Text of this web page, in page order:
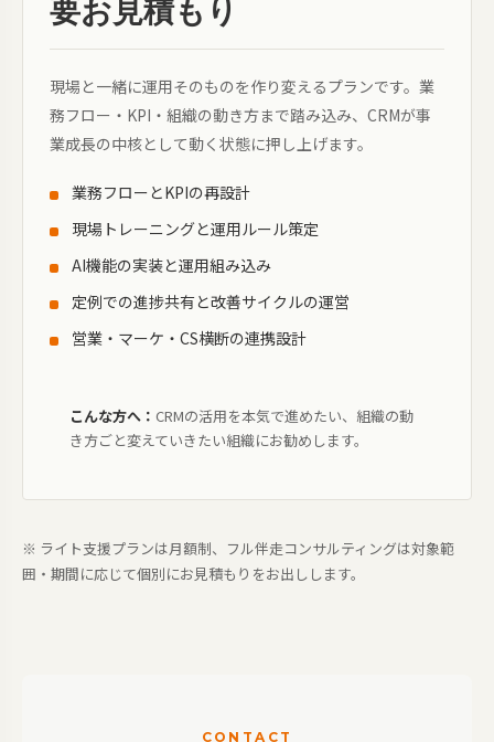
要お見積もり
現場と一緒に運用そのものを作り変えるプランです。業
務フロー・KPI・組織の動き方まで踏み込み、CRMが事
業成長の中核として動く状態に押し上げます。
業務フローとKPIの再設計
現場トレーニングと運用ルール策定
AI機能の実装と運用組み込み
定例での進捗共有と改善サイクルの運営
営業・マーケ・CS横断の連携設計
こんな方へ： CRMの活用を本気で進めたい、組織の動
き方ごと変えていきたい組織にお勧めします。
※ ライト支援プランは月額制、フル伴走コンサルティングは対象範
囲・期間に応じて個別にお見積もりをお出しします。
CONTACT